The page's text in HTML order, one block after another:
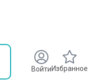
ВойтиИзбранное